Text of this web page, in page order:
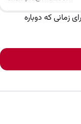
زمانی که دوباره